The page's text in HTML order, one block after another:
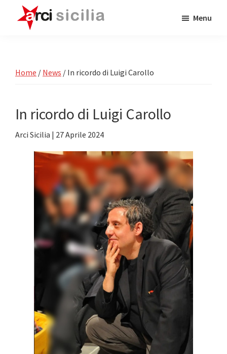
Passa
Passa
Circoli
Sicilia
Menu
Home / News / In ricordo di Luigi Carollo
In ricordo di Luigi Carollo
Arci Sicilia | 27 Aprile 2024